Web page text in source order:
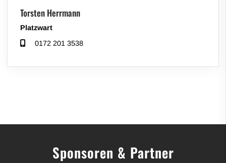
Torsten Herrmann
Platzwart
0172 201 3538
Sponsoren & Partner